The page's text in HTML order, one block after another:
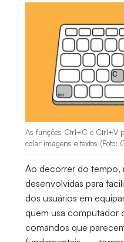
As funções Ctrl+C e Ctrl+V
colar imagens e textos (Foto:
Ao decorrer do tempo,
desenvolvidas para
dos usuários em
quem usa computador
comandos que